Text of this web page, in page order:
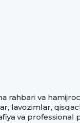
rahbari va
lavozimlar,
va professional